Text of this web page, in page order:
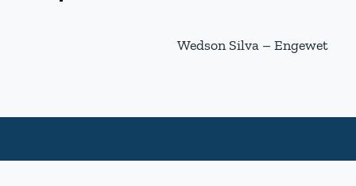
Wedson Silva – Engewet